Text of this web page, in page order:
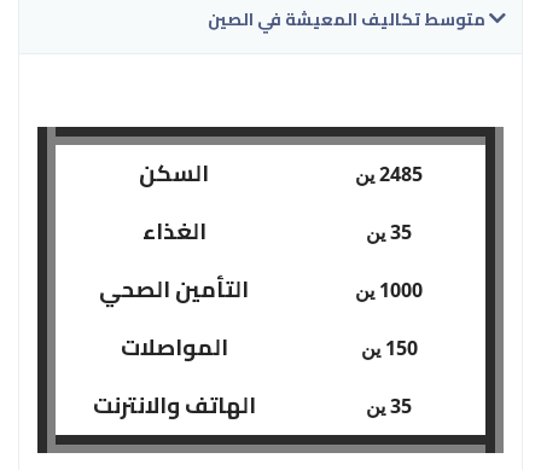
متوسط تكاليف المعيشة في الصين
2485 ين السكن
35 ين الغذاء
1000 ين التأمين الصحي
150 ين المواصلات
35 ين الهاتف والانترنت